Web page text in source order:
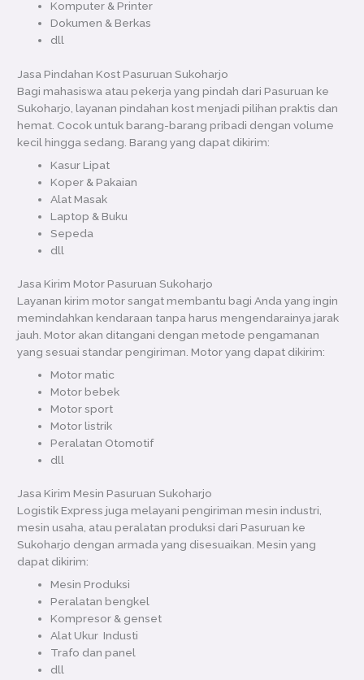
Komputer & Printer
Dokumen & Berkas
dll
Jasa Pindahan Kost Pasuruan Sukoharjo
Bagi mahasiswa atau pekerja yang pindah dari Pasuruan ke
Sukoharjo, layanan pindahan kost menjadi pilihan praktis dan
hemat. Cocok untuk barang-barang pribadi dengan volume
kecil hingga sedang. Barang yang dapat dikirim:
Kasur Lipat
Koper & Pakaian
Alat Masak
Laptop & Buku
Sepeda
dll
Jasa Kirim Motor Pasuruan Sukoharjo
Layanan kirim motor sangat membantu bagi Anda yang ingin
memindahkan kendaraan tanpa harus mengendarainya jarak
jauh. Motor akan ditangani dengan metode pengamanan
yang sesuai standar pengiriman. Motor yang dapat dikirim:
Motor matic
Motor bebek
Motor sport
Motor listrik
Peralatan Otomotif
dll
Jasa Kirim Mesin Pasuruan Sukoharjo
Logistik Express juga melayani pengiriman mesin industri,
mesin usaha, atau peralatan produksi dari Pasuruan ke
Sukoharjo dengan armada yang disesuaikan. Mesin yang
dapat dikirim:
Mesin Produksi
Peralatan bengkel
Kompresor & genset
Alat Ukur Industi
Trafo dan panel
dll